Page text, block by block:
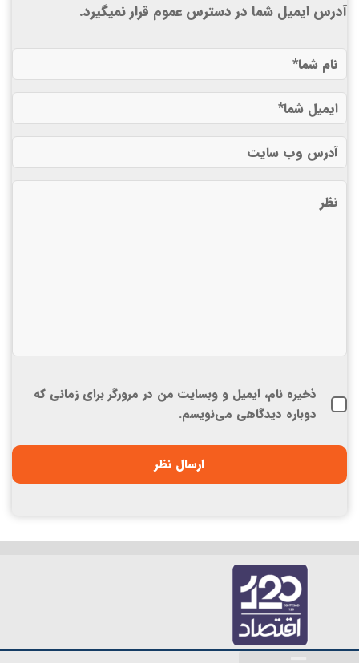
آدرس ایمیل شما در دسترس عموم قرار نمیگیرد.
ذخیره نام، ایمیل و وبسایت من در مرورگر برای زمانی که
دوباره دیدگاهی می‌نویسم.